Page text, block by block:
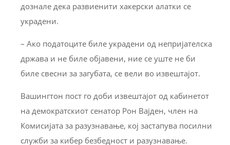
дознале дека развиенити хакерски алатки се
украдени.
– Ако податoците биле украдени од непријателска
држава и не биле објавени, ние се уште не би
биле свесни за загубата, се вели во извештајот.
Вашингтон пост го доби извештајот од кабинетот
на демократскиот сенатор Рон Вајден, член на
Комисијата за разузнавање, кој застапува посилни
служби за кибер безбедност и разузнавање.